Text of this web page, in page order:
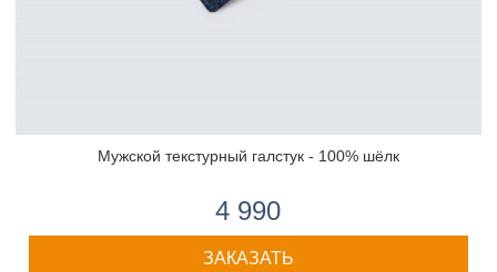
Мужской текстурный галстук - 100% шёлк
4 990
ЗАКАЗАТЬ